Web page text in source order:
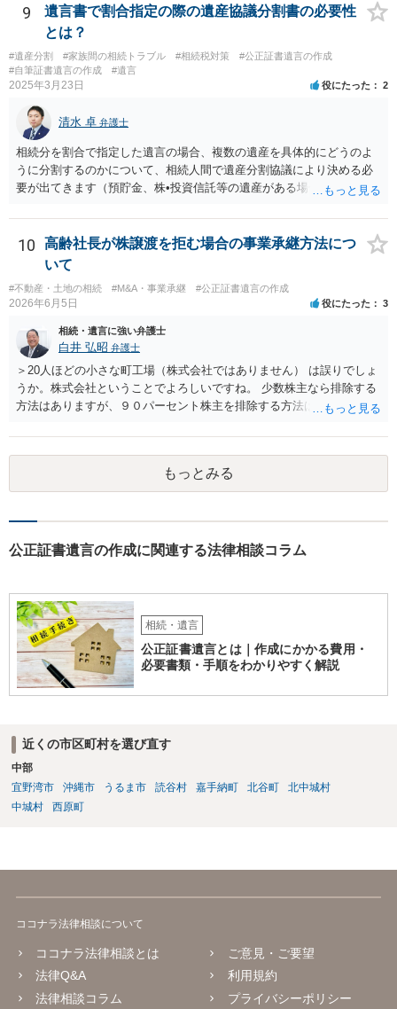
であれば、母親本人に対する報告義務が問題となります。母親が貴方
に一任する旨を明確に伝えており、委任状の内容にも、弁護士との連
絡、進捗確認、公正証書遺言の作成有無や控えの確認等が含まれてい
るのであれば、貴方から進捗状況等の説明を求める余地はあります。
他方で、その弁護士が兄の依頼を受けた弁護士である場合には、兄の
況を報告する義務があるとは限りません。また、親族間で利害対立が
ある可能性がある場合、守秘義務や本人意思確認の観点から、委任状
があるとしても直ちに内容を開示しないこともあり得ます。 公正証書
遺言が作成済みである場合でも、生前にその存在や内容を誰に開示す
るかは、基本的には遺言者本人の意思による問題です。まずは、母親
無・内容について説明してよい」旨を明確に伝えてもらい、委任状の
写しを添付して、期限を区切って書面で回答を求めることが考えられ
ます。それでも回答がない場合には、母親本人の意思能力や真意、兄
による不当な関与の有無も含めて、別の弁護士に資料（遺言書案、委
任状、母親の発言内容、弁護士との連絡履歴、兄とのやり取り等）を
示して相談した方がよいように思います。
9
遺言書で割合指定の際の遺産協議分割書の必要性
とは？
#遺産分割 #家族間の相続トラブル #相続税対策
#公正証書遺言の作成
#自筆証書遺言の作成
#遺言
2025年3月23日 役にたった 2
清水 卓 弁護士
相続分を割合で指定した遺言の場合、複数の遺産を具体的にどうのよ
うに分割するのかについて、相続人間で遺産分割協議により決める必
要が出てきます（預貯金、株•投資信託等の遺産がある場合に、どの遺
投資信託は他の相続人にというような分け方をするのか等について
は、相続人間で遺産分割協議により決める必要があります）。
10
高齢社長が株譲渡を拒む場合の事業承継方法につ
いて
#不動産・土地の相続 #M&A・事業承継 #公正証書遺言の作成
2026年6月5日 役にたった 3
相続・遺言に強い弁護士
白井 弘昭 弁護士
＞20人ほどの小さな町工場（株式会社ではありません） は誤りでしょ
うか。株式会社ということでよろしいですね。 少数株主なら排除する
方法はありますが、９０パーセント株主を排除する方法は現実的にあ
るか、家族を説得して承継させるかしかないでしょう。 また、出資者
がいれば、全員で会社を辞めて新たな会社を立ち上げることも考えら
れます。 それか、しばらく我慢して、社長が没した後に相続人から承
継させるしかないように思えます。 私見ながらご参考まで。
もっとみる
公正証書遺言の作成に関連する法律相談コラム
相続・遺言
公正証書遺言とは｜作成にかかる費用・
必要書類・手順をわかりやすく解説
近くの市区町村を選び直す
中部
宜野湾市
沖縄市 うるま市 読谷村 嘉手納町 北谷町
北中城村
中城村
西原町
ココナラ法律相談について
ココナラ法律相談とは
法律Q&A
法律相談コラム
ご意見・ご要望
利用規約
プライバシーポリシー